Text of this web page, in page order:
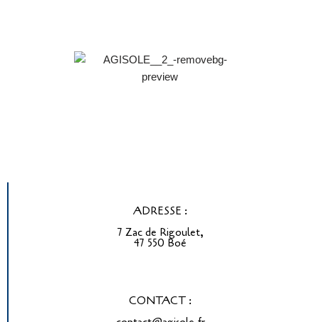
ADRESSE :
7 Zac de Rigoulet,
47 550 Boé
CONTACT :